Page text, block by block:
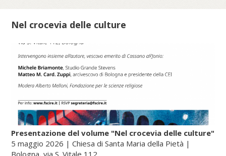
Nel crocevia delle culture
Presentazione del volume "Nel crocevia delle culture"
5 maggio 2026 | Chiesa di Santa Maria della Pietà |
Bologna, via S. Vitale 112